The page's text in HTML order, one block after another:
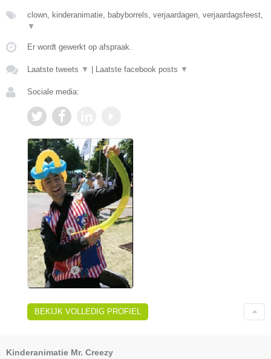
clown, kinderanimatie, babyborrels, verjaardagen, verjaardagsfeest,
▼
Er wordt gewerkt op afspraak.
Laatste tweets ▼ Laatste facebook posts ▼
Sociale media:
BEKIJK VOLLEDIG PROFIEL
Kinderanimatie Mr. Creezy